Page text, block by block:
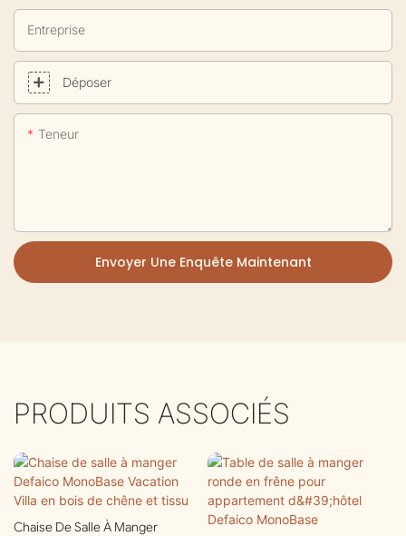
Entreprise
Déposer
Teneur
Envoyer Une Enquête Maintenant
PRODUITS ASSOCIÉS
Chaise De Salle À Manger